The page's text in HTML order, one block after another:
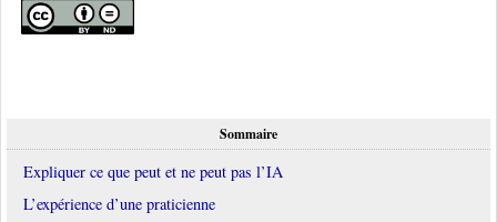
Sommaire
Expliquer ce que peut et ne peut pas l’IA
L’expérience d’une praticienne